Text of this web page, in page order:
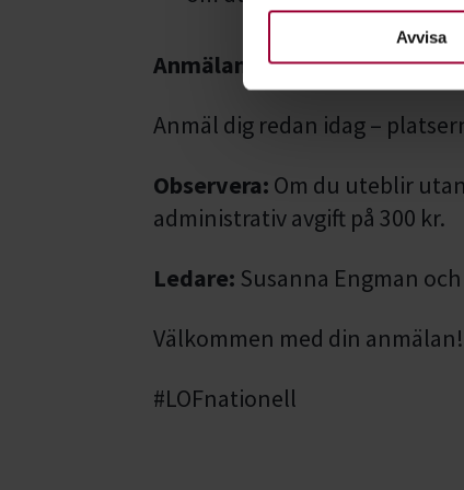
Avvisa
Anmälan:
Anmäl dig redan idag –
Observera: Om du uteblir
administrativ avgift på 300 kr.
Ledare: Susanna Engman
Välkommen med din anmälan!
#LOFnationell